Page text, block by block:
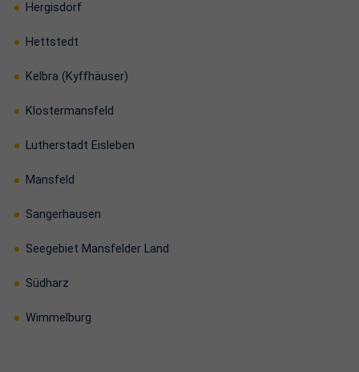
Hergisdorf
Hettstedt
Kelbra (Kyffhäuser)
Klostermansfeld
Lutherstadt Eisleben
Mansfeld
Sangerhausen
Seegebiet Mansfelder Land
Südharz
Wimmelburg